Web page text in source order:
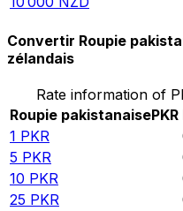
Convertir Roupie
zélandais
Rate information of
Roupie pakistanaisePKR
1 PKR
5 PKR
10 PKR
25 PKR